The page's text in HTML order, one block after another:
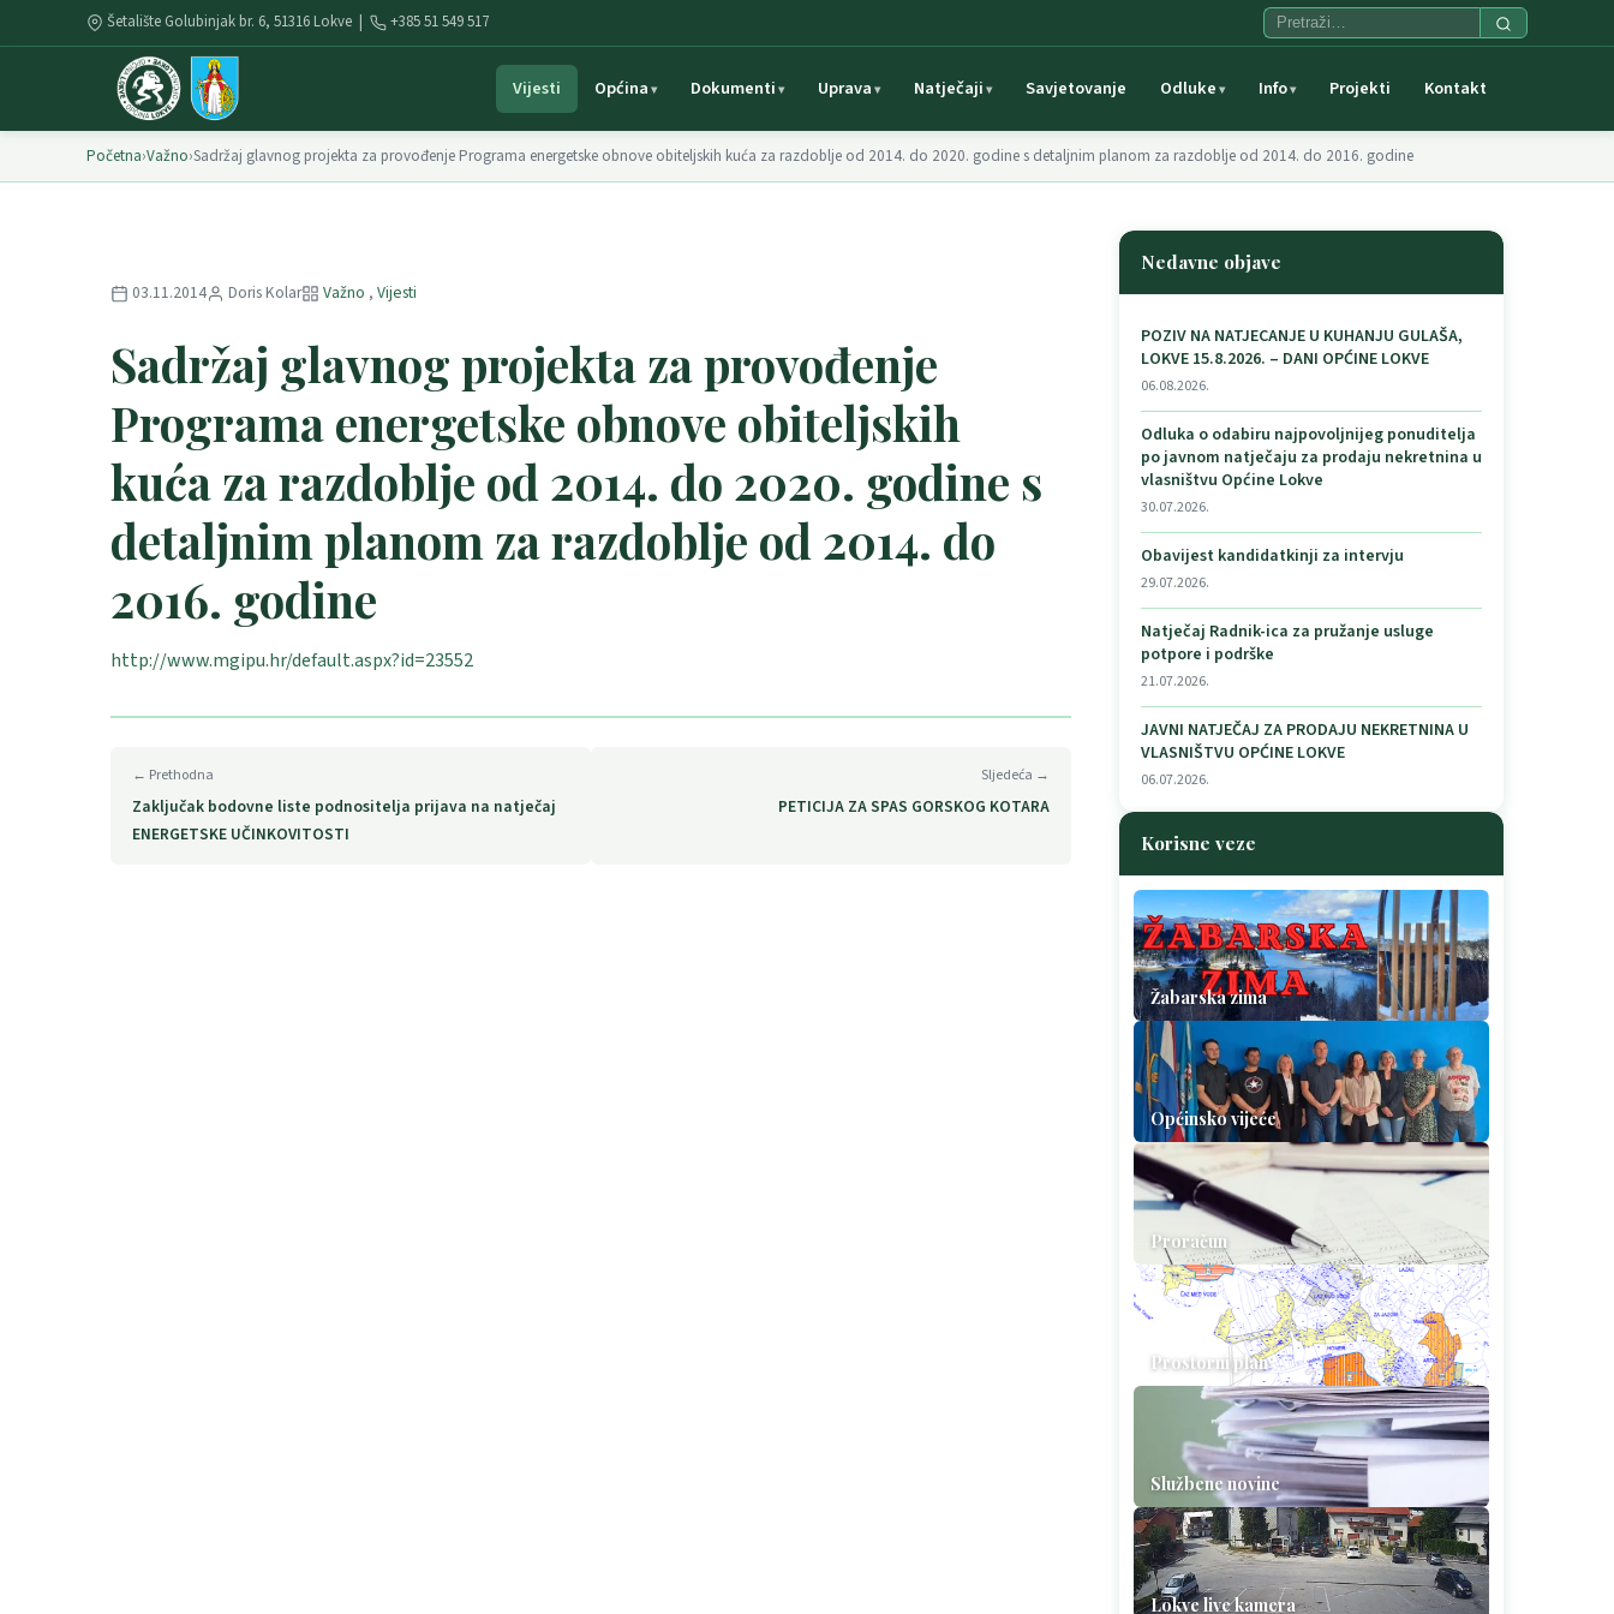
Šetalište Golubinjak br. 6, 51316 Lokve | +385 51 549 517
Vijesti Općina Dokumenti Uprava Natječaji Savjetovanje Odluke Info Projekti Kontakt
Početna›Važno›Sadržaj glavnog projekta za provođenje Programa energetske obnove obiteljskih kuća za razdoblje od 2014. do 2020. godine s detaljnim planom za razdoblje od 2014. do 2016. godine
03.11.2014 Doris Kolar Važno , Vijesti
Sadržaj glavnog projekta za provođenje
Programa energetske obnove obiteljskih
kuća za razdoblje od 2014. do 2020. godine s
detaljnim planom za razdoblje od 2014. do
2016. godine
http://www.mgipu.hr/default.aspx?id=23552
← Prethodna
Zaključak bodovne liste podnositelja prijava na natječaj
ENERGETSKE UČINKOVITOSTI
Sljedeća →
PETICIJA ZA SPAS GORSKOG KOTARA
Nedavne objave
POZIV NA NATJECANJE U KUHANJU GULAŠA,
LOKVE 15.8.2026. – DANI OPĆINE LOKVE
06.08.2026.
Odluka o odabiru najpovoljnijeg ponuditelja
po javnom natječaju za prodaju nekretnina u
vlasništvu Općine Lokve
30.07.2026.
Obavijest kandidatkinji za intervju
29.07.2026.
Natječaj Radnik-ica za pružanje usluge
potpore i podrške
21.07.2026.
JAVNI NATJEČAJ ZA PRODAJU NEKRETNINA U
VLASNIŠTVU OPĆINE LOKVE
06.07.2026.
Korisne veze
Žabarska zima
Općinsko vijeće
Proračun
Prostorni plan
Službene novine
Lokve live kamera